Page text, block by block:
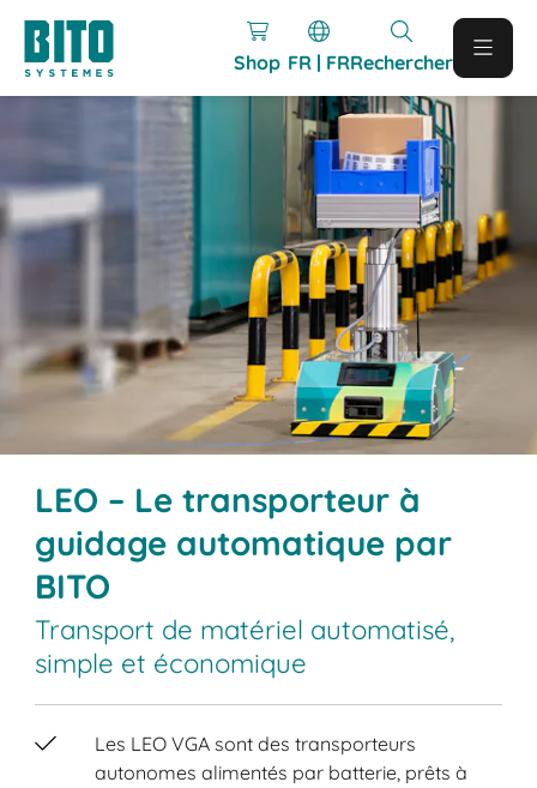
Shop FR | FRRechercher
LEO – Le transporteur à
guidage automatique par
BITO
Transport de matériel automatisé,
simple et économique
Les LEO VGA sont des transporteurs
autonomes alimentés par batterie, prêts à